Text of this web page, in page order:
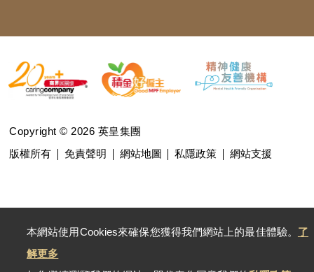
本網站使用Cookies來確保您獲得我們網站上的最佳體驗。 了
解更多
Copyright © 2026 英皇集團
版權所有
免責聲明 網站地圖 私隱政策 網站支援